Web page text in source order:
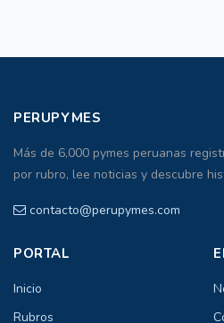
PERUPYMES
Más de 6,000 pymes peruanas
por rubro, lee noticias y descubre
contacto@perupymes.com
PORTAL
Inicio
Rubros